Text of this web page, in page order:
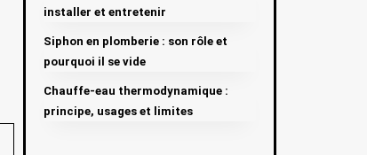
installer et entretenir
Siphon en plomberie : son rôle et
pourquoi il se vide
Chauffe-eau thermodynamique :
principe, usages et limites